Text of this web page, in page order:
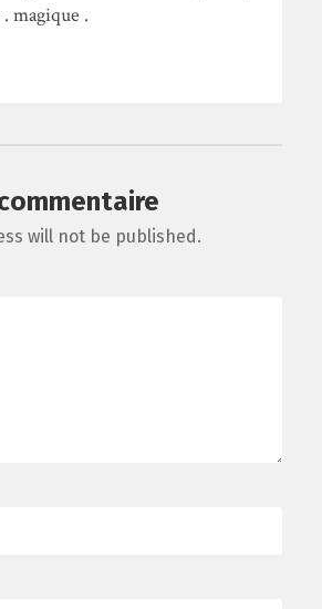
magique .
will not be published.